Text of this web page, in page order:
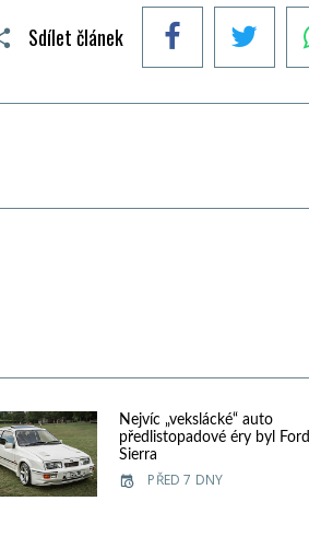
Sdílet článek
Nejvíc „vekslácké“ auto
předlistopadové éry byl Ford
Sierra
PŘED 7 DNY